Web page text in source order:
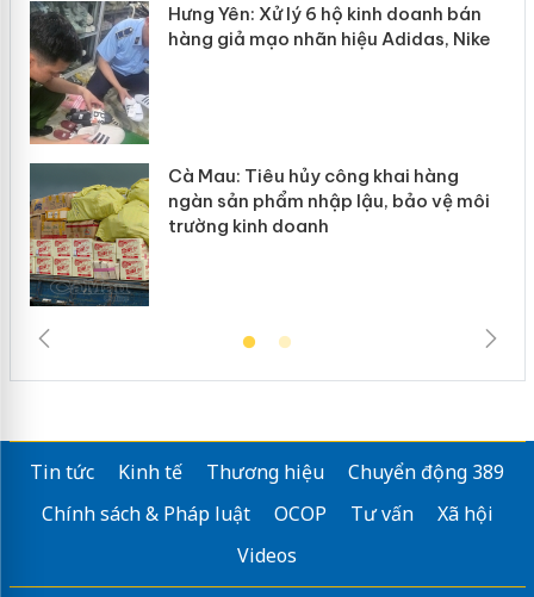
Hưng Yên: Xử lý 6 hộ kinh doanh bán
hàng giả mạo nhãn hiệu Adidas, Nike
Cà Mau: Tiêu hủy công khai hàng
ngàn sản phẩm nhập lậu, bảo vệ môi
trường kinh doanh
Tin tức Kinh tế Thương hiệu
Chuyển động 389
Chính sách & Pháp luật
OCOP Tư vấn
Xã hội
Videos